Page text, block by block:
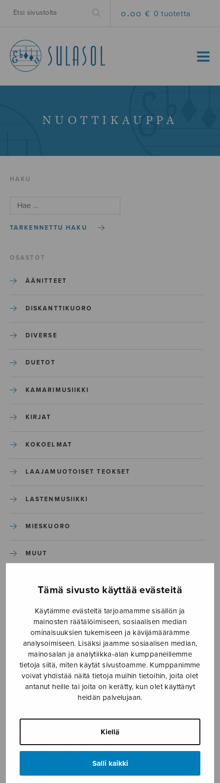
Tämä sivusto käyttää evästeitä
Käytämme evästeitä tarjoamamme sisällön ja
mainosten räätälöimiseen, sosiaalisen median
ominaisuuksien tukemiseen ja kävijämäärämme
analysoimiseen. Lisäksi jaamme sosiaalisen median,
mainosalan ja analytiikka-alan kumppaneillemme
tietoja siitä, miten käytät sivustoamme. Kumppanimme
voivat yhdistää näitä tietoja muihin tietoihin, joita olet
antanut heille tai joita on kerätty, kun olet käyttänyt
heidän palvelujaan.
Kiellä
Salli kaikki
0.00 € 0 tuotetta
MENU
NUOTTIKAUPPA
HAKU
TARKENNETTU HAKU
OSASTOT
ÄÄNITTEET
DISKANTTIKUORO
DIVERSE
DUETOT
KAMARIMUSIIKKI
KIRJAT
KOKOELMAT
LAAJAMUOTOISET TEOKSET
LASTENMUSIIKKI
MIESKUORO
MUUT
SEKAKUORO
SOITINKOULUT JA OPPAAT
SOITINMUSIIKKI
YKSINLAULU
YLEINEN
Sulasol nuottikauppa
Myymälä avoinna